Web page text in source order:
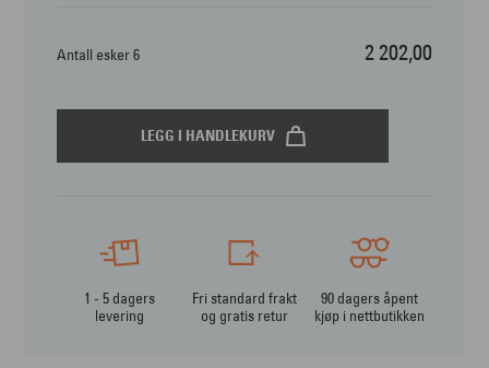
Antall esker 6 2 202,00
LEGG I HANDLEKURV
1 - 5 dagers
levering
Fri standard frakt
og gratis retur
90 dagers åpent
kjøp i nettbutikken